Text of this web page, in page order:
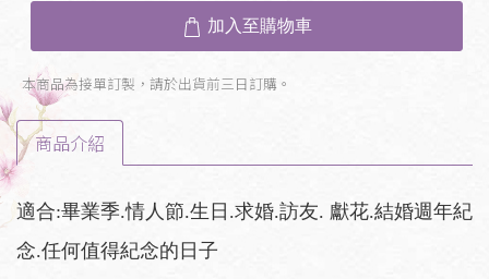
加入至購物車
本商品為接單訂製，請於出貨前三日訂購。
商品介紹
適合:畢業季.情人節.生日.求婚.訪友. 獻花.結婚週年紀
念.任何值得紀念的日子